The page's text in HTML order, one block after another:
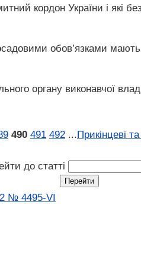
кордон України і
обов’язками
органу виконавчої
490 491 492 ...Прикінцеві
до статті
№ 4495-VI